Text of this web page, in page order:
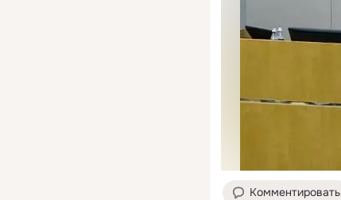
Комментировать